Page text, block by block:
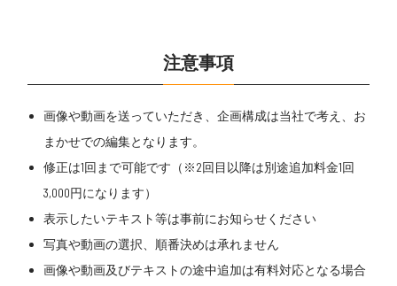
注意事項
画像や動画を送っていただき、企画構成は当社で考え、お
まかせでの編集となります。
修正は1回まで可能です（※2回目以降は別途追加料金1回
3,000円になります）
表示したいテキスト等は事前にお知らせください
写真や動画の選択、順番決めは承れません
画像や動画及びテキストの途中追加は有料対応となる場合